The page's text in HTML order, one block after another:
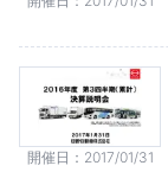
開催日 2017/01/31